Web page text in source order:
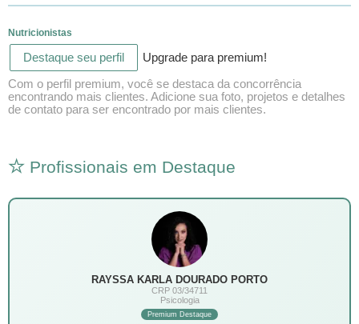
Nutricionistas
Destaque seu perfil Upgrade para premium!
Com o perfil premium, você se destaca da concorrência
encontrando mais clientes. Adicione sua foto, projetos e detalhes
de contato para ser encontrado por mais clientes.
Profissionais em Destaque
RAYSSA KARLA DOURADO PORTO
CRP 03/34711
Psicologia
Premium Destaque